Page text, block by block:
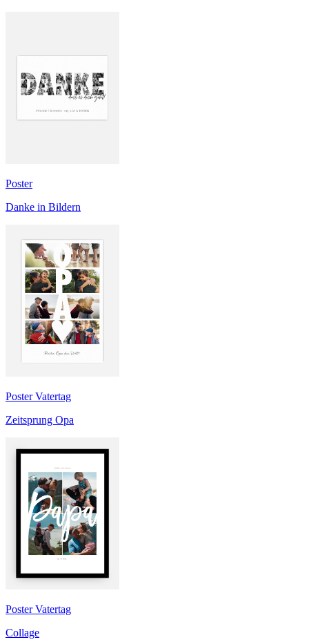
Poster
Danke in Bildern
Poster Vatertag
Zeitsprung Opa
Poster Vatertag
Collage